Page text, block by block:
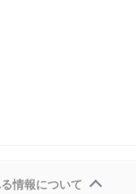
情報について